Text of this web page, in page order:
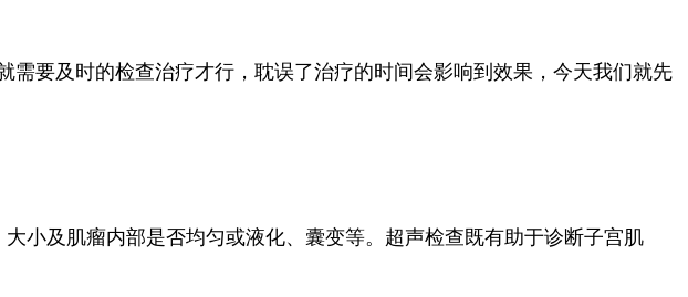
要及时的检查治疗才行，耽误了治疗的时间会影响到效果，今天我们就先
及肌瘤内部是否均匀或液化、囊变等。超声检查既有助于诊断子宫肌